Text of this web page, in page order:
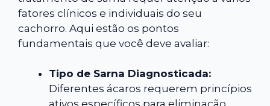
fatores clínicos e individuais do seu
cachorro. Aqui estão os pontos
fundamentais que você deve avaliar:
Tipo de Sarna Diagnosticada:
Diferentes ácaros requerem princípios